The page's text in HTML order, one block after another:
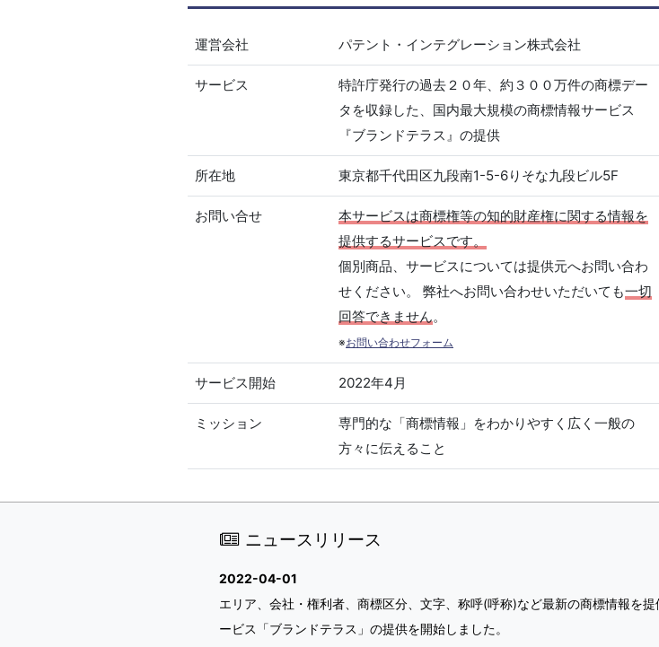
運営会社 パテント・インテグレーション株式会社
サービス
特許庁発行の過去２０年、約３００万件の商標デー
タを収録した、国内最大規模の商標情報サービス
『ブランドテラス』の提供
所在地 東京都千代田区九段南1-5-6りそな九段ビル5F
お問い合せ
本サービスは商標権等の知的財産権に関する情報を
提供するサービスです。
個別商品、サービスについては提供元へお問い合わ
せください。 弊社へお問い合わせいただいても一切
回答できません。
※お問い合わせフォーム
サービス開始 2022年4月
ミッション
専門的な「商標情報」をわかりやすく広く一般の
方々に伝えること
ニュースリリース
2022-04-01
エリア、会社・権利者、商標区分、文字、称呼(呼称)など最新の商標情報を
ービス「ブランドテラス」の提供を開始しました。